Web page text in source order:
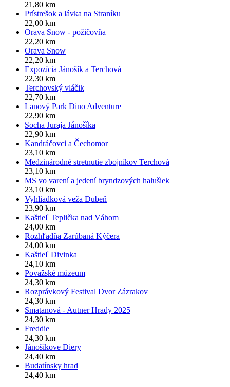
21,80 km
Prístrešok a lávka na Straníku
22,00 km
Orava Snow - požičovňa
22,20 km
Orava Snow
22,20 km
Expozícia Jánošík a Terchová
22,30 km
Terchovský vláčik
22,70 km
Lanový Park Dino Adventure
22,90 km
Socha Juraja Jánošíka
22,90 km
Kandráčovci a Čechomor
23,10 km
Medzinárodné stretnutie zbojníkov Terchová
23,10 km
MS vo varení a jedení bryndzových halušiek
23,10 km
Vyhliadková veža Dubeň
23,90 km
Kaštieľ Teplička nad Váhom
24,00 km
Rozhľadňa Zarúbaná Kýčera
24,00 km
Kaštieľ Divinka
24,10 km
Považské múzeum
24,30 km
Rozprávkový Festival Dvor Zázrakov
24,30 km
Smatanová - Autner Hrady 2025
24,30 km
Freddie
24,30 km
Jánošíkove Diery
24,40 km
Budatínsky hrad
24,40 km